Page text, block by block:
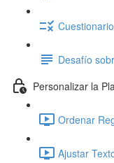
Desafío
Personalizar la
Ordenar
Ajustar